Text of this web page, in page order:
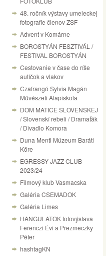
48. ročník výstavy umeleckej
fotografie členov ZSF
Advent v Komárne
BOROSTYÁN FESZTIVÁL /
FESTIVAL BOROSTYÁN
Cestovanie v čase do ríše
autíčok a vlakov
Czafrangó Sylvia Magán
Művészeti Alapiskola
DOM MATICE SLOVENSKEJ
/ Slovenskí rebeli / Dramaťák
/ Divadlo Komora
Duna Menti Múzeum Baráti
Köre
EGRESSY JAZZ CLUB
2023/24
Filmový klub Vasmacska
Galéria CSEMADOK
Galéria Limes
HANGULATOK fotovýstava
Ferenczi Évi a Prezmeczky
Péter
hashtagKN